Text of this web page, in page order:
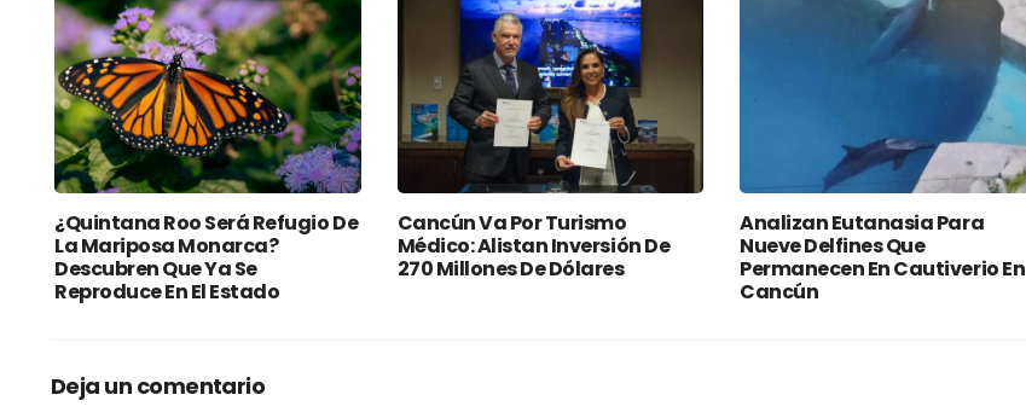
¿Quintana Roo Será Refugio De
La Mariposa Monarca?
Descubren Que Ya Se
Reproduce En El Estado
Cancún Va Por Turismo
Médico: Alistan Inversión De
270 Millones De Dólares
Analizan Eutanasia Para
Nueve Delfines Que
Permanecen En Cautiverio En
Cancún
Deja un comentario